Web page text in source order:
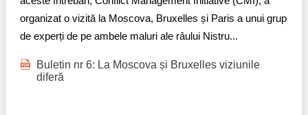
organizat o vizită la Moscova, Bruxelles și Paris a unui grup
de experți de pe ambele maluri ale râului Nistru...
Buletin nr 6: La Moscova și Bruxelles viziunile
diferă